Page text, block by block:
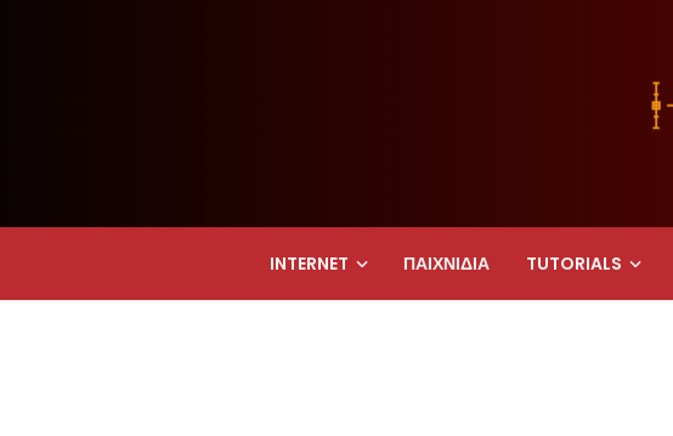
INTERNET ΠΑΙΧΝΊΔΙΑ TUTORIALS